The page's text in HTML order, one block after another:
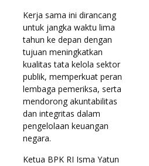
Kerja sama ini dirancang
untuk jangka waktu lima
tahun ke depan dengan
tujuan meningkatkan
kualitas tata kelola sektor
publik, memperkuat peran
lembaga pemeriksa, serta
mendorong akuntabilitas
dan integritas dalam
pengelolaan keuangan
negara.
Ketua BPK RI Isma Yatun